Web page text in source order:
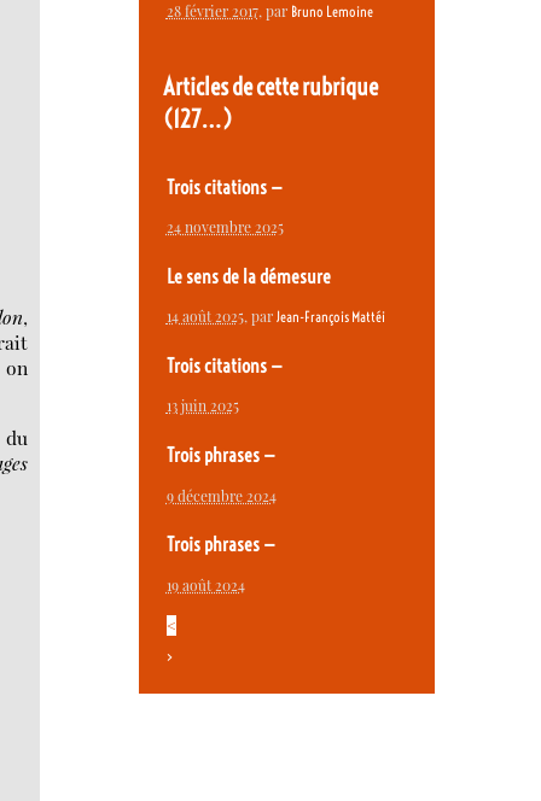
,
on
28 février 2017, par Bruno Lemoine
Articles de cette rubrique
(127…)
Trois citations —
24 novembre 2025
Le sens de la démesure
14 août 2025, par Jean-François Mattéi
Trois citations —
13 juin 2025
Trois phrases —
9 décembre 2024
Trois phrases —
19 août 2024
<
>